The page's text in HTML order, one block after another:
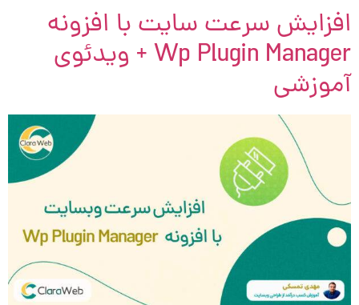
افزایش سرعت سایت با افزونه
Wp Plugin Manager + ویدئوی
آموزشی